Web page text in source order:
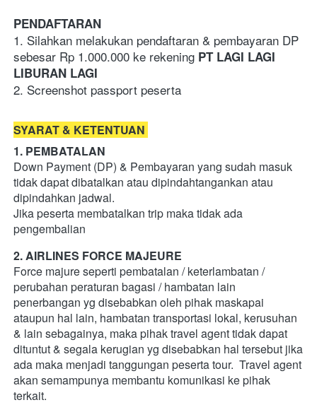
PENDAFTARAN
1. Silahkan melakukan pendaftaran & pembayaran DP
sebesar Rp 1.000.000 ke rekening PT LAGI LAGI
LIBURAN LAGI
2. Screenshot passport peserta
SYARAT & KETENTUAN
1. PEMBATALAN
Down Payment (DP) & Pembayaran yang sudah masuk
tidak dapat dibatalkan atau dipindahtangankan atau
dipindahkan jadwal.
Jika peserta membatalkan trip maka tidak ada
pengembalian
2. AIRLINES FORCE MAJEURE
Force majure seperti pembatalan / keterlambatan /
perubahan peraturan bagasi / hambatan lain
penerbangan yg disebabkan oleh pihak maskapai
ataupun hal lain, hambatan transportasi lokal, kerusuhan
& lain sebagainya, maka pihak travel agent tidak dapat
dituntut & segala kerugian yg disebabkan hal tersebut jika
ada maka menjadi tanggungan peserta tour.  Travel agent
akan semampunya membantu komunikasi ke pihak
terkait.